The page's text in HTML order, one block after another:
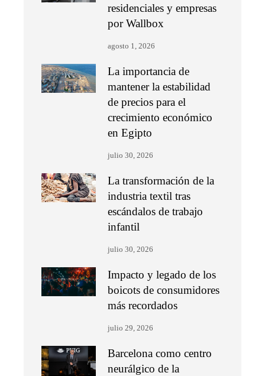
residenciales y empresas
por Wallbox
agosto 1, 2026
La importancia de
mantener la estabilidad
de precios para el
crecimiento económico
en Egipto
julio 30, 2026
La transformación de la
industria textil tras
escándalos de trabajo
infantil
julio 30, 2026
Impacto y legado de los
boicots de consumidores
más recordados
julio 29, 2026
Barcelona como centro
neurálgico de la